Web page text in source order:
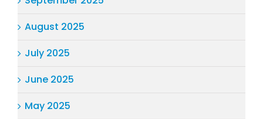
August 2025
July 2025
June 2025
May 2025